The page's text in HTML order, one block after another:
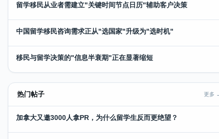
留学移民从业者需建立"关键时间节点日历"辅助客户决策
中国留学移民咨询需求正从"选国家"升级为"选时机"
移民与留学决策的"信息半衰期"正在显著缩短
热门帖子 更多
加拿大又邀3000人拿PR，为什么留学生反而更绝望？